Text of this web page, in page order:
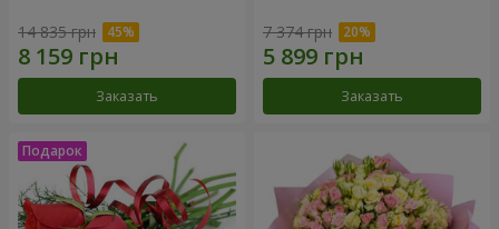
14 835 грн
Заказать
7 374 грн
Заказать